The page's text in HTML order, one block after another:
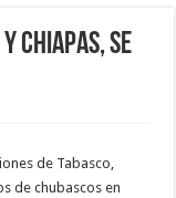
Chiapas, se
de Tabasco,
de chubascos en